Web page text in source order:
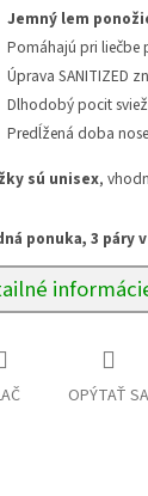
Jemný lem
Pomáhajú pri liečbe
Úprava SANITIZED
Dlhodobý pocit
Predĺžená doba
sú unisex,
ponuka, 3 páry
OPÝTAŤ SA